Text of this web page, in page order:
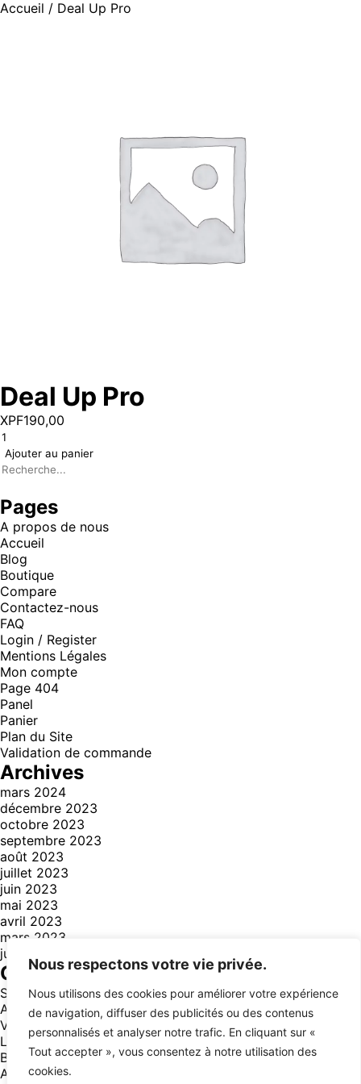
Nous respectons votre vie privée.
Nous utilisons des cookies pour améliorer votre expérience
de navigation, diffuser des publicités ou des contenus
personnalisés et analyser notre trafic. En cliquant sur «
Tout accepter », vous consentez à notre utilisation des
cookies.
Accueil / Deal Up Pro
Deal Up Pro
XPF190,00
Ajouter au panier
Pages
A propos de nous
Accueil
Blog
Boutique
Compare
Contactez-nous
FAQ
Login / Register
Mentions Légales
Mon compte
Page 404
Panel
Panier
Plan du Site
Validation de commande
Archives
mars 2024
décembre 2023
octobre 2023
septembre 2023
août 2023
juillet 2023
juin 2023
mai 2023
avril 2023
mars 2023
juillet 2021
Catégories
Style(3)
Aventure(14)
Voyage
Lifestyle(12)
Business (13)
Animals(1)